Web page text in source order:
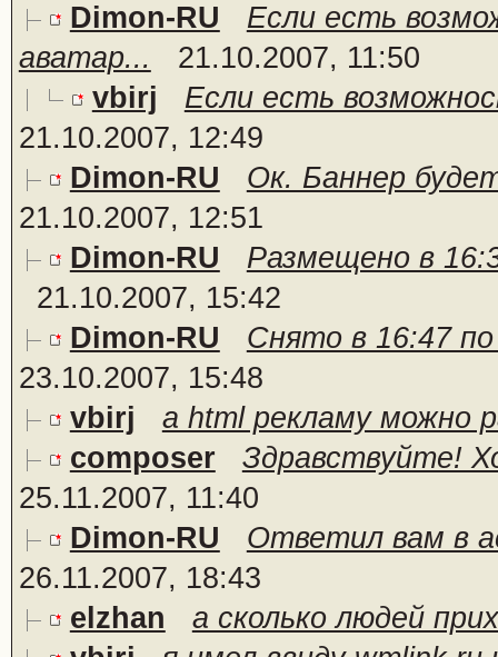
Dimon-RU
Если есть
аватар...
21.10.2007, 11:50
vbirj
Если есть
21.10.2007, 12:49
Dimon-RU
Ок. Баннер
21.10.2007, 12:51
Dimon-RU
Размещено в
21.10.2007, 15:42
Dimon-RU
Снято в 16:47
23.10.2007, 15:48
vbirj
а html рекламу можно
composer
Здравствуйте!
25.11.2007, 11:40
Dimon-RU
Ответил вам в
26.11.2007, 18:43
elzhan
а сколько людей